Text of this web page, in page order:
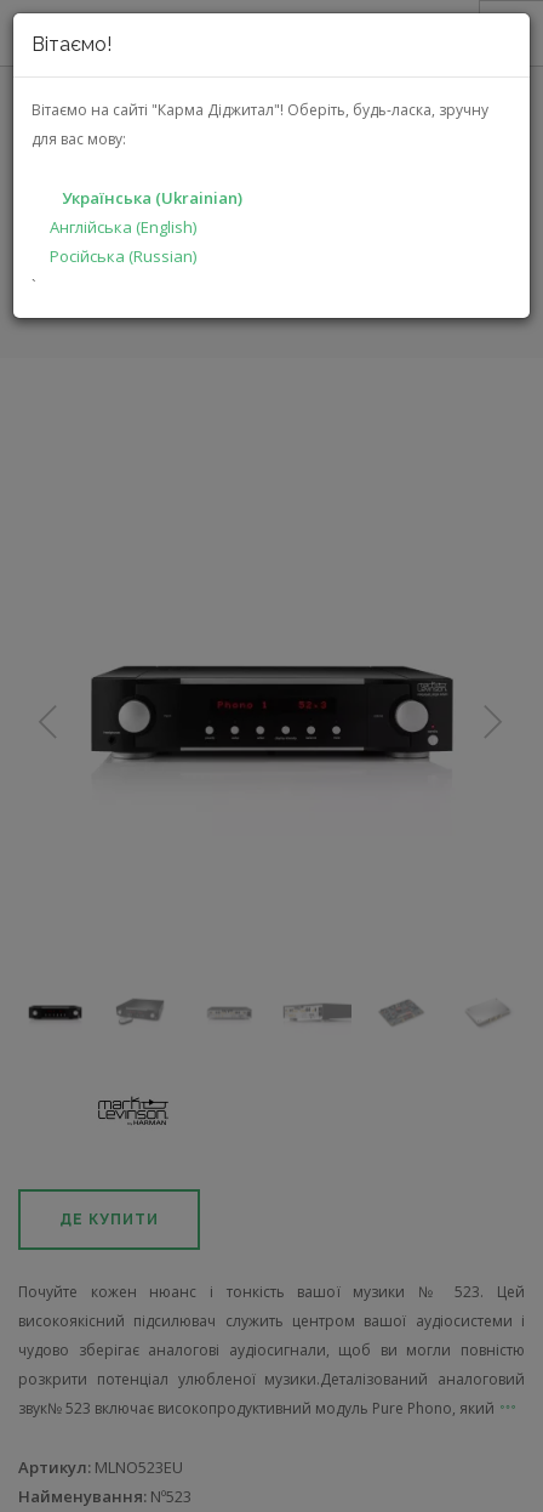
Вітаємо!
Вітаємо на сайті "Карма Діджитал"! Оберіть, будь-ласка, зручну
для вас мову:
Українська (Ukrainian)
Англійська (English)
Російська (Russian)
`
ПРО НАС
АКЦІЇ
РІШЕННЯ
ВИРОБНИКАМ
(MLNO523EU)
ГОЛОВНА КАТАЛОГ
ДЕ КУПИТИ
Почуйте кожен нюанс і тонкість вашої музики № 523. Цей
високоякісний підсилювач служить центром вашої аудіосистеми і
чудово зберігає аналогові аудіосигнали, щоб ви могли повністю
розкрити потенціал улюбленої музики.Деталізований аналоговий
звук№ 523 включає високопродуктивний модуль Pure Phono, який
Артикул: MLNO523EU
Найменування: Nº523